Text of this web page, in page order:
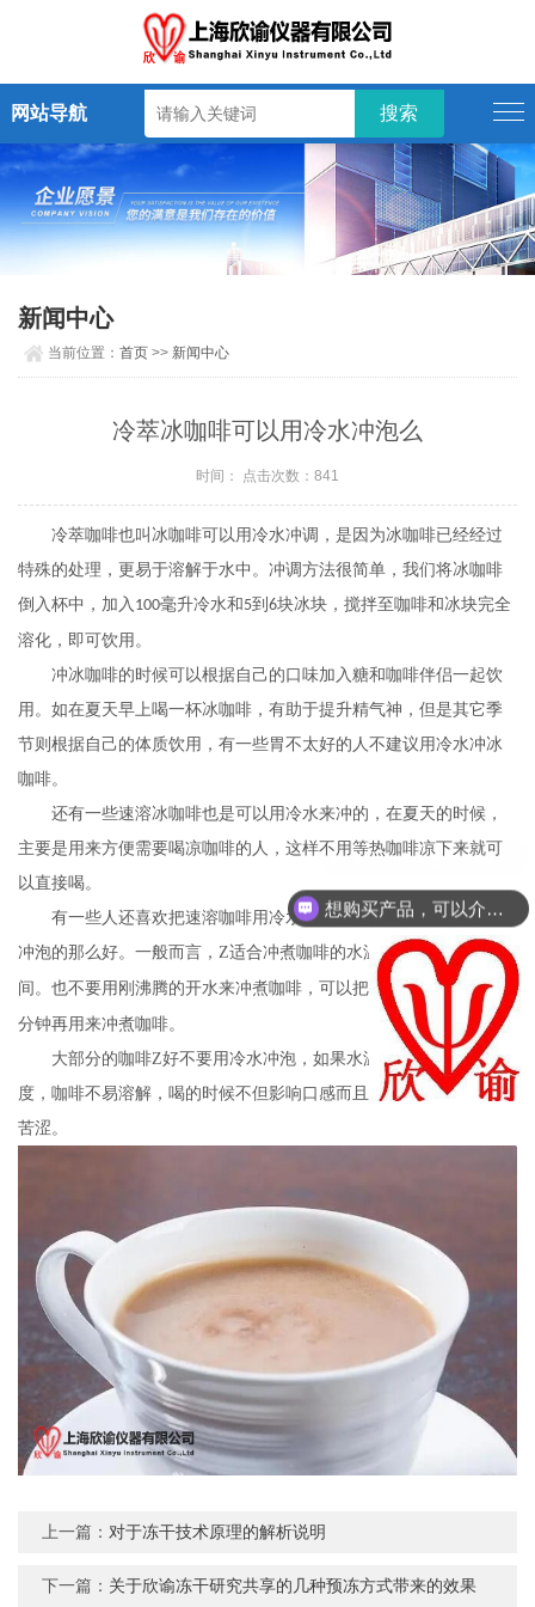
网站导航
新闻中心
当前位置：首页 >> 新闻中心
冷萃冰咖啡可以用冷水冲泡么
时间： 点击次数：841
冷萃咖啡也叫冰咖啡可以用冷水冲调，是因为冰咖啡已经经过
特殊的处理，更易于溶解于水中。冲调方法很简单，我们将冰咖啡
倒入杯中，加入 100毫升冷水和 5到6块冰块，搅拌至咖啡和冰块完全
溶化，即可饮用。
冲冰咖啡的时候可以根据自己的口味加入糖和咖啡伴侣一起饮
用。如在夏天早上喝一杯冰咖啡，有助于提升精气神，但是其它季
节则根据自己的体质饮用，有一些胃不太好的人不建议用冷水冲冰
咖啡。
还有一些速溶冰咖啡也是可以用冷水来冲的，在夏天的时候，
主要是用来方便需要喝凉咖啡的人，这样不用等热咖啡凉下来就可
以直接喝。
有一些人还喜欢把速溶咖啡用冷水泡，但是口味可能没有热水
冲泡的那么好。一般而言，Z适合冲煮咖啡的水温度在88到94度之
间。也不要用刚沸腾的开水来冲煮咖啡，可以把烧开的水静置 1到 2
分钟再用来冲煮咖啡。
大部分的咖啡Z好不要用冷水冲泡，如果水温没有达到一定的温
度，咖啡不易溶解，喝的时候不但影响口感而且还会觉得味道特别
苦涩。
上一篇： 对于冻干技术原理的解析说明
下一篇： 关于欣谕冻干研究共享的几种预冻方式带来的效果
想购买产品，可以介绍下你们的产品么？